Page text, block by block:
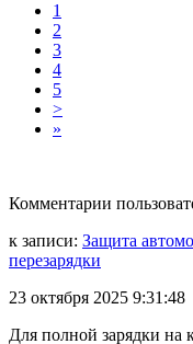
1
2
3
4
5
>
»
Комментарии
к записи: Защита
перезарядки
23 октября 2025 9:31:48
Для полной зарядки на